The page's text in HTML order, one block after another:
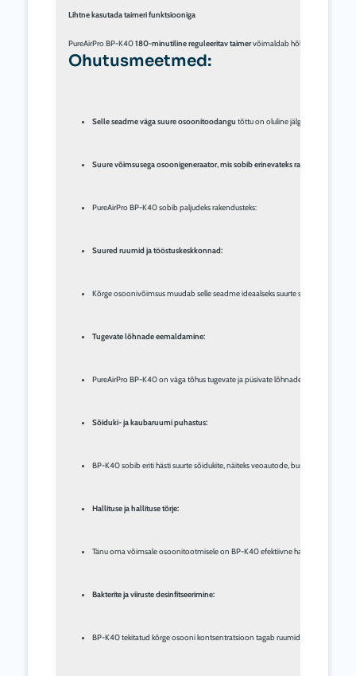
Lihtne kasutada taimeri funktsiooniga
PureAirPro BP-K40 180-minutiline reguleeritav taimer
Ohutusmeetmed:
Selle seadme väga suure osoonitoodangu tõttu on oluline jälgida, et
Suure võimsusega osoonigeneraator, mis sobib erinevateks rakendusteks
PureAirPro BP-K40 sobib paljudeks rakendusteks:
Suured ruumid ja tööstuskeskkonnad:
Kõrge osoonivõimsus muudab selle seadme ideaalseks suurte siseruumide,
Tugevate lõhnade eemaldamine:
PureAirPro BP-K40 on väga tõhus tugevate ja püsivate lõhnade vastu, nagu
Sõiduki- ja kaubaruumi puhastus:
BP-K40 sobib eriti hästi suurte sõidukite, näiteks veoautode, busside,
Hallituse ja hallituse tõrje:
Tänu oma võimsale osoonitootmisele on BP-K40 efektiivne hallituse ja
Bakterite ja viiruste desinfitseerimine:
BP-K40 tekitatud kõrge osooni kontsentratsioon tagab ruumide põhjaliku